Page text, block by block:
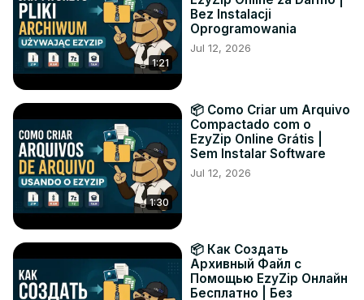
1:21
Bez Instalacji
Oprogramowania
Jul 12, 2026
1:30
📦 Como Criar um Arquivo
Compactado com o
EzyZip Online Grátis |
Sem Instalar Software
Jul 12, 2026
📦 Как Создать
Архивный Файл с
Помощью EzyZip Онлайн
Бесплатно | Без